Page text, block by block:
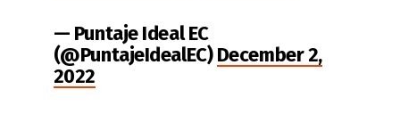
— Puntaje Ideal EC
(@PuntajeIdealEC)December 2,
2022